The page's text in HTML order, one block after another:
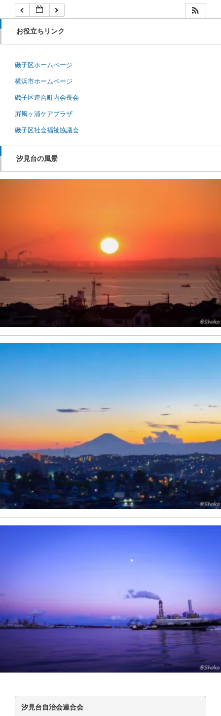
お役立ちリンク
磯子区ホームページ
横浜市ホームページ
磯子区連合町内会長会
屛風ヶ浦ケアプラザ
磯子区社会福祉協議会
汐見台の風景
汐見台自治会連合会